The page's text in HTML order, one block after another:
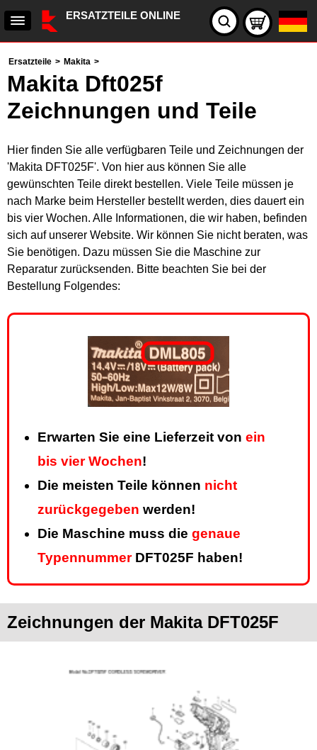
ERSATZTEILE ONLINE
Ersatzteile > Makita >
Makita Dft025f
Zeichnungen und Teile
Hier finden Sie alle verfügbaren Teile und Zeichnungen der
'Makita DFT025F'. Von hier aus können Sie alle
gewünschten Teile direkt bestellen. Viele Teile müssen je
nach Marke beim Hersteller bestellt werden, dies dauert ein
bis vier Wochen. Alle Informationen, die wir haben, befinden
sich auf unserer Website. Wir können Sie nicht beraten, was
Sie benötigen. Dazu müssen Sie die Maschine zur
Reparatur zurücksenden. Bitte beachten Sie bei der
Bestellung Folgendes:
Erwarten Sie eine Lieferzeit von ein
bis vier Wochen!
Die meisten Teile können nicht
zurückgegeben werden!
Die Maschine muss die genaue
TypennummerDFT025F haben!
Zeichnungen der Makita DFT025F